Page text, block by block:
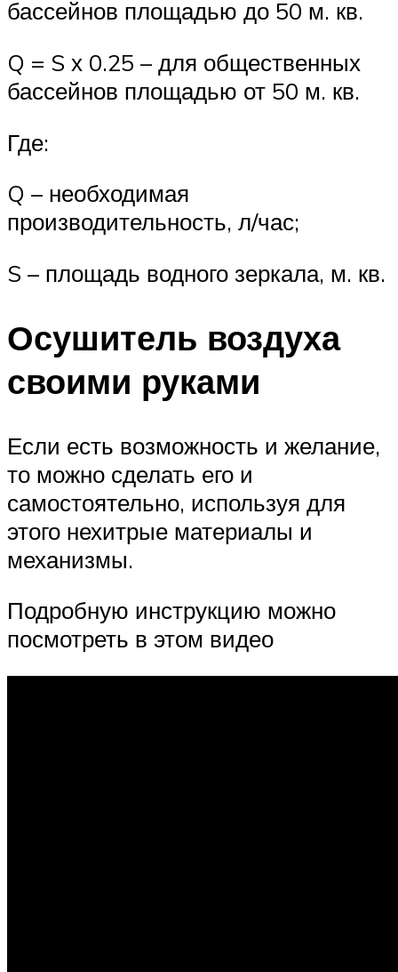
бассейнов площадью до 50 м. кв.
Q = S х 0.25 – для общественных
бассейнов площадью от 50 м. кв.
Где:
Q – необходимая
производительность, л/час;
S – площадь водного зеркала, м. кв.
Осушитель воздуха
своими руками
Если есть возможность и желание,
то можно сделать его и
самостоятельно, используя для
этого нехитрые материалы и
механизмы.
Подробную инструкцию можно
посмотреть в этом видео